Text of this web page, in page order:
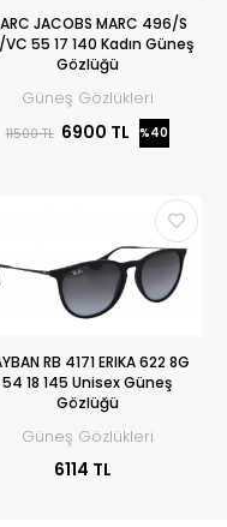
JACOBS MARC 496/S
VC 55 17 140 Kadın Güneş
Gözlüğü
Güneş Gözlükleri
11500 TL 6900 TL %40
RB 4171 ERIKA 622 8G
54 18 145 Unisex Güneş
Gözlüğü
Güneş Gözlükleri
6114 TL